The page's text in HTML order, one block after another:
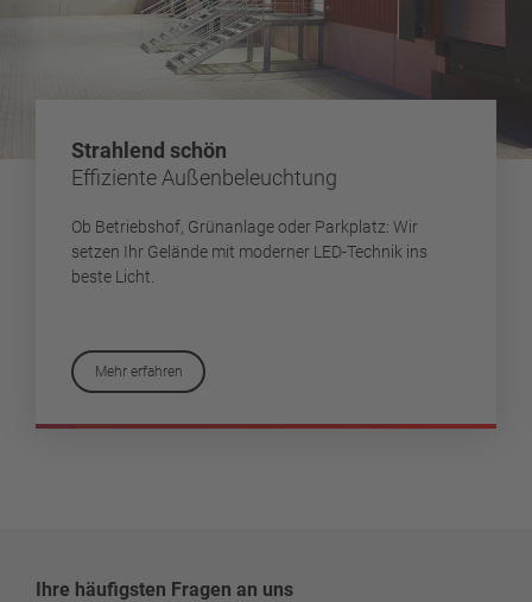
Strahlend schön
Effiziente Außenbeleuchtung
Ob Betriebshof, Grünanlage oder Parkplatz: Wir
setzen Ihr Gelände mit moderner LED-Technik ins
beste Licht.
Mehr erfahren
Ihre häufigsten Fragen an uns